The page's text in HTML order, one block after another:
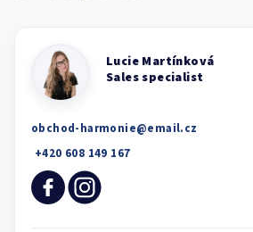
obchod-harmonie@email.cz